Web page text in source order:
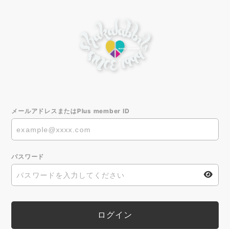
メールアドレスまたはPlus member ID
パスワード